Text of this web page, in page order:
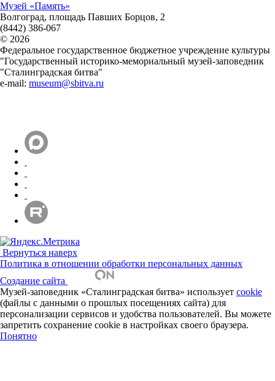
Музей «Память»
Волгоград, площадь Павших Борцов, 2
(8442) 386-067
© 2026
Федеральное государственное бюджетное учреждение культуры
"Государственный историко-мемориальный музей-заповедник
"Сталинградская битва"
e-mail: museum@sbitva.ru
Вернуться наверх
Политика в отношении обработки персональных данных
Создание сайта
Музей-заповедник «Сталинградская битва» использует cookie
(файлы с данными о прошлых посещениях сайта) для
персонализации сервисов и удобства пользователей. Вы можете
запретить сохранение cookie в настройках своего браузера.
Понятно